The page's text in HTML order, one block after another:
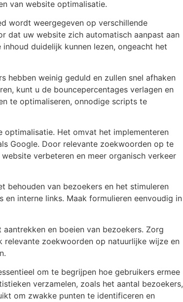
van website optimalisatie.
wordt weergegeven op verschillende
dat uw website zich automatisch aanpast aan
duidelijk kunnen lezen, ongeacht het
hebben weinig geduld en zullen snel afhaken
kunt u de bouncepercentages verlagen en
te optimaliseren, onnodige scripts te
optimalisatie. Het omvat het implementeren
Google. Door relevante zoekwoorden op te
verbeteren en meer organisch verkeer
behouden van bezoekers en het stimuleren
interne links. Maak formulieren eenvoudig in
en boeien van bezoekers. Zorg
zoekwoorden op natuurlijke wijze en
om te begrijpen hoe gebruikers ermee
verzamelen, zoals het aantal bezoekers,
om zwakke punten te identificeren en